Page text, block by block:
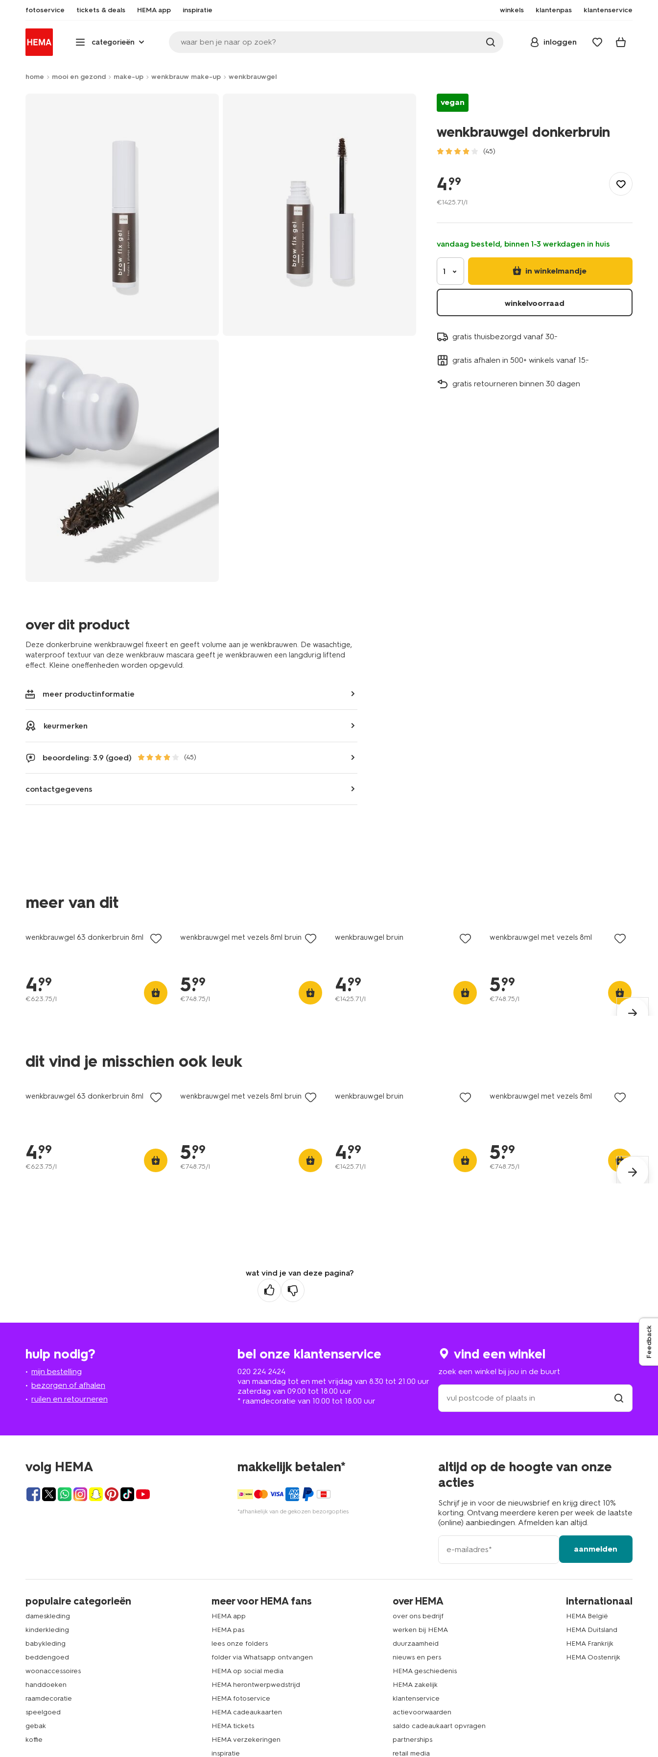
fotoservice tickets & deals HEMA app inspiratie winkels klantenpas klantenservice
categorieën waar ben je naar op zoek? inloggen
home mooi en gezond make-up wenkbrauw make-up wenkbrauwgel
over dit product
Deze donkerbruine wenkbrauwgel fixeert en geeft volume aan je wenkbrauwen. De wasachtige,
waterproof textuur van deze wenkbrauw mascara geeft je wenkbrauwen een langdurig liftend
effect. Kleine oneffenheden worden opgevuld.
meer productinformatie
keurmerken
beoordeling: 3.9 (goed) (45)
contactgegevens
vegan
wenkbrauwgel donkerbruin
(45)
up/wenkbrauw-
up/gel/wenkbrauwgel-
4.
99
€1425.71/l
vandaag besteld, binnen 1-3 werkdagen in huis
1 in winkelmandje
winkelvoorraad
gratis thuisbezorgd vanaf 30.-
gratis afhalen in 500+ winkels vanaf 15.-
gratis retourneren binnen 30 dagen
meer van dit
wenkbrauwgel 63 donkerbruin 8ml
4.
99
€623.75/l
wenkbrauwgel met vezels 8ml bruin
5.
99
€748.75/l
wenkbrauwgel bruin
4.
99
€1425.71/l
wenkbrauwgel met vezels 8ml
5.
99
€748.75/l
dit vind je misschien ook leuk
wenkbrauwgel 63 donkerbruin 8ml
4.
99
€623.75/l
wenkbrauwgel met vezels 8ml bruin
5.
99
€748.75/l
wenkbrauwgel bruin
4.
99
€1425.71/l
wenkbrauwgel met vezels 8ml
5.
99
€748.75/l
wat vind je van deze pagina?
hulp nodig?
mijn bestelling
bezorgen of afhalen
ruilen en retourneren
bel onze klantenservice
020 224 2424
van maandag tot en met vrijdag van 8.30 tot 21.00 uur
zaterdag van 09.00 tot 18.00 uur
* raamdecoratie van 10.00 tot 18.00 uur
vind een winkel
zoek een winkel bij jou in de buurt
zoek
een
winkel
in
volg HEMA makkelijk betalen*
*afhankelijk van de gekozen bezorgopties
altijd op de hoogte van onze
acties
Schrijf je in voor de nieuwsbrief en krijg direct 10%
korting. Ontvang meerdere keren per week de laatste
(online) aanbiedingen. Afmelden kan altijd.
e-
mailadres
aanmelden
populaire categorieën
dameskleding
kinderkleding
babykleding
beddengoed
woonaccessoires
handdoeken
raamdecoratie
speelgoed
gebak
koffie
meer voor HEMA fans
HEMA app
HEMA pas
lees onze folders
folder via Whatsapp ontvangen
HEMA op social media
HEMA herontwerpwedstrijd
HEMA fotoservice
HEMA cadeaukaarten
HEMA tickets
HEMA verzekeringen
inspiratie
over HEMA
over ons bedrijf
werken bij HEMA
duurzaamheid
nieuws en pers
HEMA geschiedenis
HEMA zakelijk
klantenservice
actievoorwaarden
saldo cadeaukaart opvragen
partnerships
retail media
internationaal
HEMA België
HEMA Duitsland
HEMA Frankrijk
HEMA Oostenrijk
Feedback